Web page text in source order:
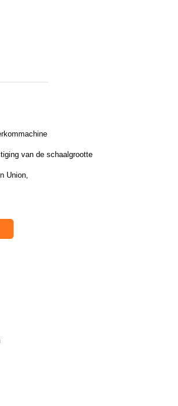
van de schaalgrootte
Union,